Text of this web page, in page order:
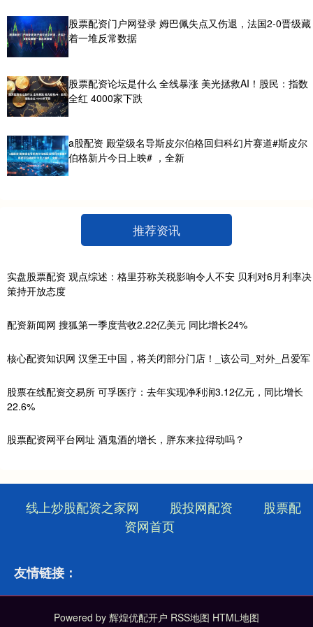
股票配资门户网登录 姆巴佩失点又伤退，法国2-0晋级藏
着一堆反常数据
股票配资论坛是什么 全线暴涨 美光拯救AI！股民：指数
全红 4000家下跌
a股配资 殿堂级名导斯皮尔伯格回归科幻片赛道#斯皮尔
伯格新片今日上映# ，全新
推荐资讯
实盘股票配资 观点综述：格里芬称关税影响令人不安 贝利对6月利率决
策持开放态度
配资新闻网 搜狐第一季度营收2.22亿美元 同比增长24%
核心配资知识网 汉堡王中国，将关闭部分门店！_该公司_对外_吕爱军
股票在线配资交易所 可孚医疗：去年实现净利润3.12亿元，同比增长
22.6%
股票配资网平台网址 酒鬼酒的增长，胖东来拉得动吗？
线上炒股配资之家网 股投网配资
股票配
资网首页
友情链接：
Powered by 辉煌优配开户 RSS地图 HTML地图